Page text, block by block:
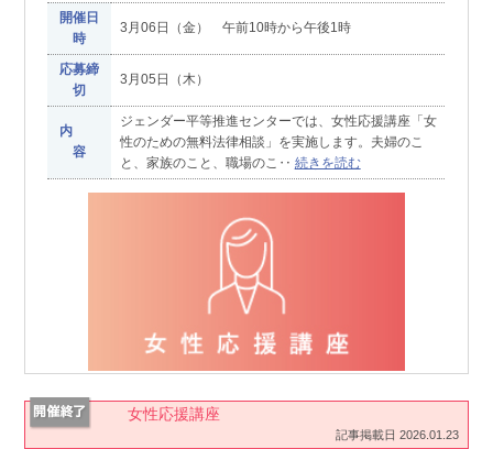
開催日
時
3月06日（金） 午前10時から午後1時
応募締
切
3月05日（木）
内
容
ジェンダー平等推進センターでは、女性応援講座「女
性のための無料法律相談」を実施します。夫婦のこ
と、家族のこと、職場のこ‥ 続きを読む
女性応援講座
記事掲載日 2026.01.23